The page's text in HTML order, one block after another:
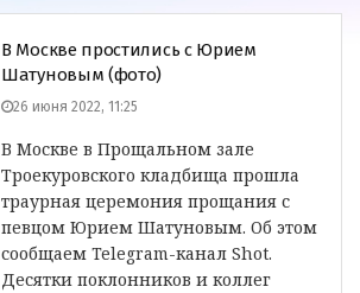
В Москве простились с Юрием
Шатуновым (фото)
26 июня 2022, 11:25
В Москве в Прощальном зале
Троекуровского кладбища прошла
траурная церемония прощания с
певцом Юрием Шатуновым. Об этом
сообщаем Telegram-канал Shot.
Десятки поклонников и коллег